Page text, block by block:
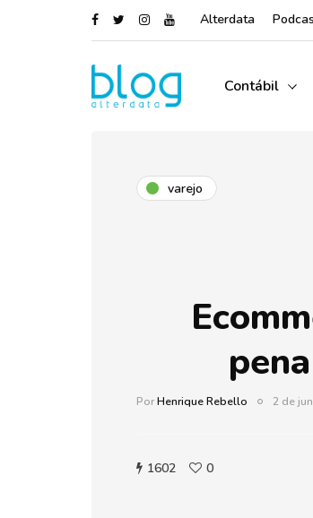
Alterdata
Contábil
varejo
PorHenrique Rebello 2 de
1602 0